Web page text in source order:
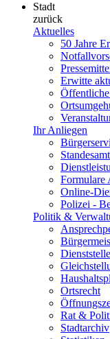
Stadt
zurück
Aktuelles
50 Jahre
Erwitte
Ihr Anliegen
Formulare
Online-
Polizei -
Politik &
Ortsrecht
Rat &
Stadtarchiv